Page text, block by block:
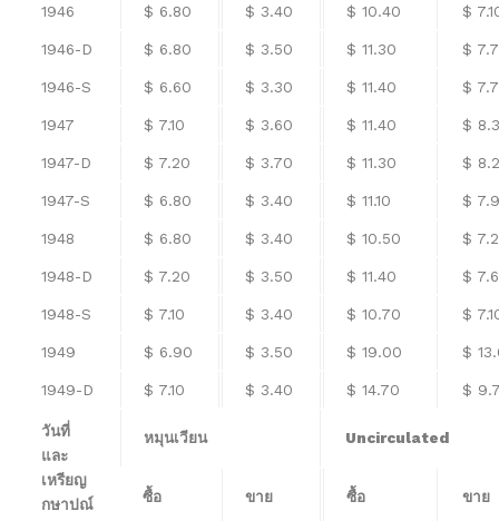
1946 $ 6.80 $ 3.40 $ 10.40 $
1946-D $ 6.80 $ 3.50 $ 11.30 $
1946-S $ 6.60 $ 3.30 $ 11.40 $
1947 $ 7.10 $ 3.60 $ 11.40 $
1947-D $ 7.20 $ 3.70 $ 11.30 $
1947-S $ 6.80 $ 3.40 $ 11.10 $
1948 $ 6.80 $ 3.40 $ 10.50 $
1948-D $ 7.20 $ 3.50 $ 11.40 $
1948-S $ 7.10 $ 3.40 $ 10.70 $
1949 $ 6.90 $ 3.50 $ 19.00 $
1949-D $ 7.10 $ 3.40 $ 14.70 $
วันที่
และ
เหรียญ
กษาปณ์
หมุนเวียน Uncirculated
ซื้อ ขาย ซื้อ ขาย